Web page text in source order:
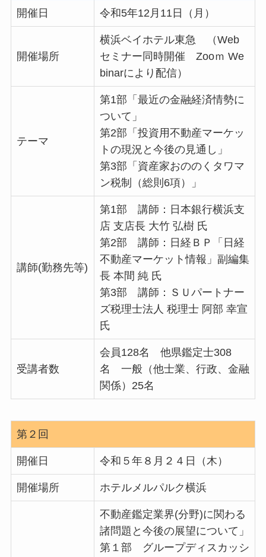
開催日 令和5年12月11日（月）
開催場所
横浜ベイホテル東急 （Web
セミナー同時開催 Zooｍ We
binarにより配信）
テーマ
第1部「最近の金融経済情勢に
ついて」
第2部「投資用不動産マーケッ
トの現況と今後の見通し」
第3部「資産家おののくタワマ
ン税制（総則6項）」
講師(勤務先等)
第1部 講師：日本銀行横浜支
店 支店長 大竹 弘樹 氏
第2部 講師：日経ＢＰ「日経
不動産マーケット情報」副編集
長 本間 純 氏
第3部 講師：ＳＵパートナー
ズ税理士法人 税理士 阿部 幸宣
氏
受講者数
会員128名 他県鑑定士308
名 一般（他士業、行政、金融
関係）25名
第２回
開催日 令和５年８月２４日（木）
開催場所 ホテルメルパルク横浜
不動産鑑定業界(分野)に関わる
諸問題と今後の展望について」
第１部 グループディスカッシ